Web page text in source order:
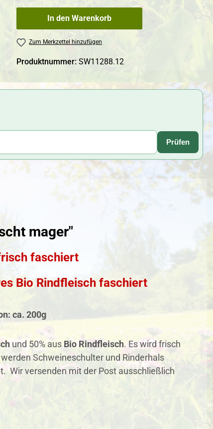
In den Warenkorb
Zum Merkzettel hinzufügen
Produktnummer:SW11288.12
Prüfen
mager"
faschiert
Bio Rindfleisch faschiert
ca. 200g
und 50% aus Bio Rindfleisch. Es wird frisch
Schweineschulter und Rinderhals
Wir versenden mit der Post ausschließlich